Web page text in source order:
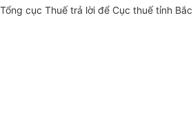
Tổng cục Thuế trả lời để Cục thuế tỉnh